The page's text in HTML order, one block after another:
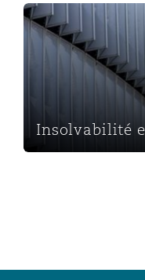
Insolvabilité et
Insolvabilité